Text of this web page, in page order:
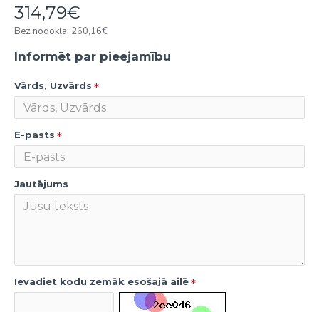
314,79€
Bez nodokļa: 260,16€
Informēt par pieejamību
Vārds, Uzvārds
E-pasts
Jautājums
Ievadiet kodu zemāk esošajā ailē